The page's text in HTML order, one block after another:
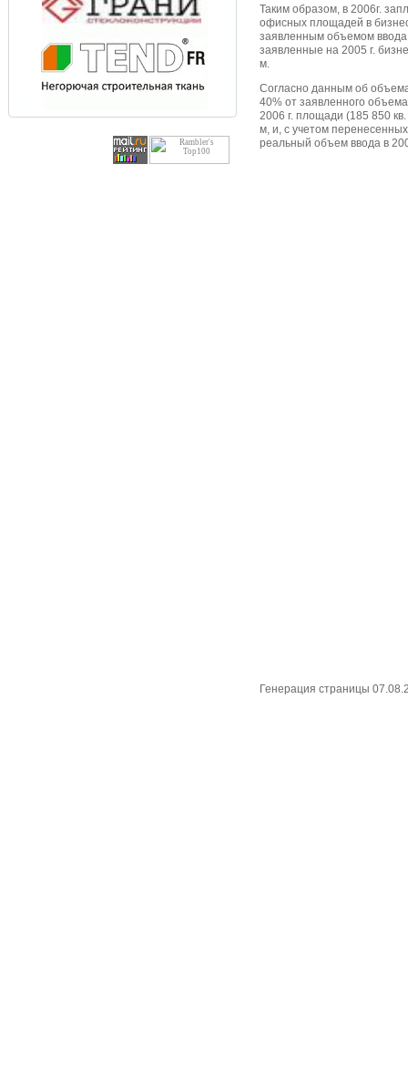
Таким образом, в 2006г.
офисных площадей в
заявленным объемом ввода
заявленные на 2005 г.
м.
Согласно данным об
40% от заявленного
2006 г. площади (185 850
м, и, с учетом
реальный объем ввода в
Генерация страницы